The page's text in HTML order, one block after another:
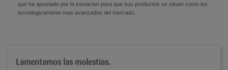
que ha apostado por la inovacion para que sus productos se situen como los
tecnologicamente mas avanzados del mercado.
Lamentamos las molestias.